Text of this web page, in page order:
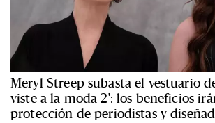
Meryl Streep subasta el vestuario
viste a la moda 2': los beneficios
protección de periodistas y